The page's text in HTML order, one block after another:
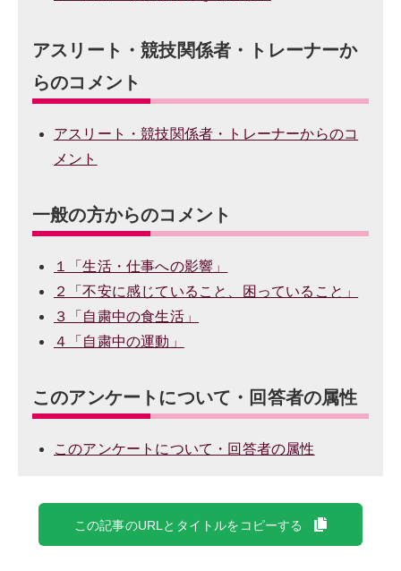
アスリート・競技関係者・トレーナーか
らのコメント
アスリート・競技関係者・トレーナーからのコ
メント
一般の方からのコメント
１「生活・仕事への影響」
２「不安に感じていること、困っていること」
３「自粛中の食生活」
４「自粛中の運動」
このアンケートについて・回答者の属性
このアンケートについて・回答者の属性
この記事のURLとタイトルをコピーする